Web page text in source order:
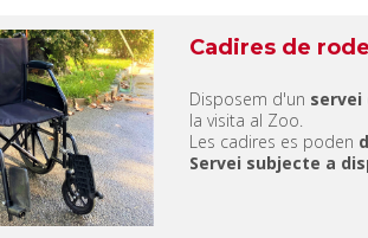
Cadires de
Disposem d'un
la visita al Zoo.
Les cadires es poden
Servei subjecte a